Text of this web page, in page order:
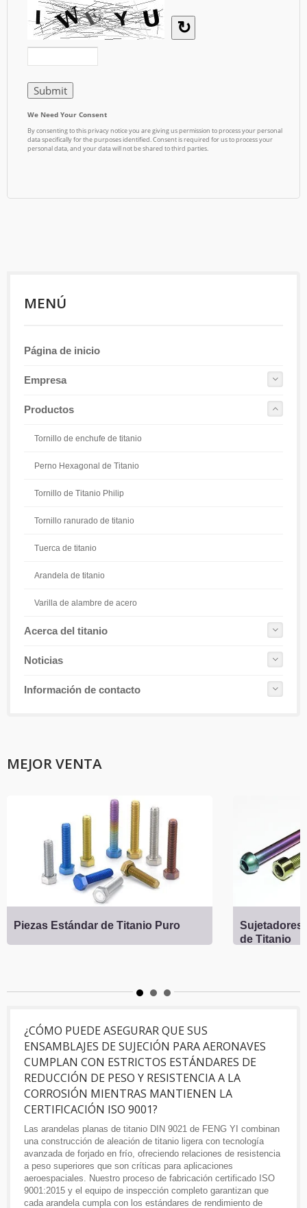
MENÚ
Página de inicio
Empresa
Productos
Tornillo de enchufe de titanio
Perno Hexagonal de Titanio
Tornillo de Titanio Philip
Tornillo ranurado de titanio
Tuerca de titanio
Arandela de titanio
Varilla de alambre de acero
Acerca del titanio
Noticias
Información de contacto
MEJOR VENTA
Piezas Estándar de Titanio Puro
Sujetadores
de Titanio
¿CÓMO PUEDE ASEGURAR QUE SUS
ENSAMBLAJES DE SUJECIÓN PARA AERONAVES
CUMPLAN CON ESTRICTOS ESTÁNDARES DE
REDUCCIÓN DE PESO Y RESISTENCIA A LA
CORROSIÓN MIENTRAS MANTIENEN LA
CERTIFICACIÓN ISO 9001?
Las arandelas planas de titanio DIN 9021 de FENG YI combinan
una construcción de aleación de titanio ligera con tecnología
avanzada de forjado en frío, ofreciendo relaciones de resistencia
a peso superiores que son críticas para aplicaciones
aeroespaciales. Nuestro proceso de fabricación certificado ISO
9001:2015 y el equipo de inspección completo garantizan que
cada arandela cumpla con los estándares de rendimiento de